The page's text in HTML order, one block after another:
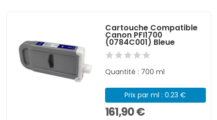
Cartouche Compatible
Canon PFI1700
(0784C001) Bleue
Quantité : 700 ml
Prix par ml : 0.23 €
161,90 €